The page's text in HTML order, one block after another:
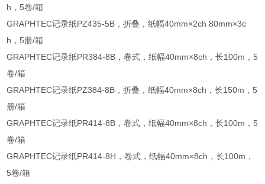
h，5卷/箱
GRAPHTEC记录纸PZ435-5B，折叠，纸幅40mm×2ch 80mm×3c
h，5册/箱
GRAPHTEC记录纸PR384-8B，卷式，纸幅40mm×8ch，长100m，5
卷/箱
GRAPHTEC记录纸PZ384-8B，折叠，纸幅40mm×8ch，长150m，5
册/箱
GRAPHTEC记录纸PR414-8B，卷式，纸幅40mm×8ch，长100m，5
卷/箱
GRAPHTEC记录纸PR414-8H，卷式，纸幅40mm×8ch，长100m，
5卷/箱